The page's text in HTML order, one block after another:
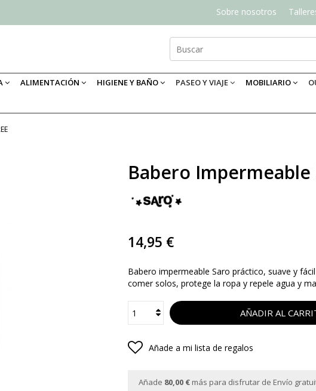
Sobre nosotros
ALIMENTACIÓN HIGIENE Y BAÑO PASEO Y VIAJE MOBILIARIO
Babero Impermeable
14,95 €
Babero impermeable Saro práctico, suave y
comer solos, protege la ropa y repele agua y
AÑADIR AL
Añade a mi lista de regalos
Añade 80,00 € más para disfrutar de Envío